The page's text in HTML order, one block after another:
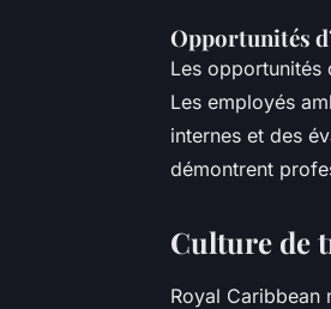
Opportunités
Les opportunités
Les employés
internes et des
démontrent
Culture de
Royal Caribbean